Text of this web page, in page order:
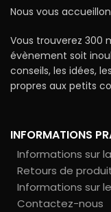
Nous vous
Vous trouverez 300
évènement soit
conseils, les idées,
propres aux petits
INFORMATIONS
Informations sur
Retours de
Informations sur
Contactez-nous